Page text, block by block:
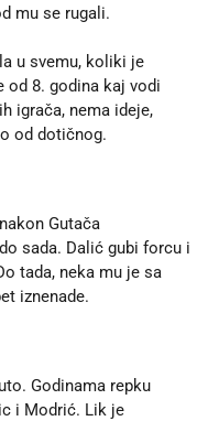
mu se rugali.
u svemu, koliki je
od 8. godina kaj vodi
igrača, nema ideje,
od dotičnog.
Gutača
sada. Dalić gubi forcu i
tada, neka mu je sa
iznenade.
Godinama repku
i Modrić. Lik je